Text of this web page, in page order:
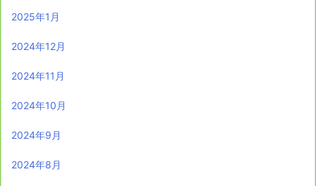
2025年1月
2024年12月
2024年11月
2024年10月
2024年9月
2024年8月